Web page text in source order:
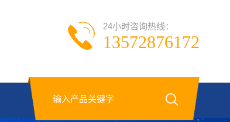
24小时咨询热线：
13572876172